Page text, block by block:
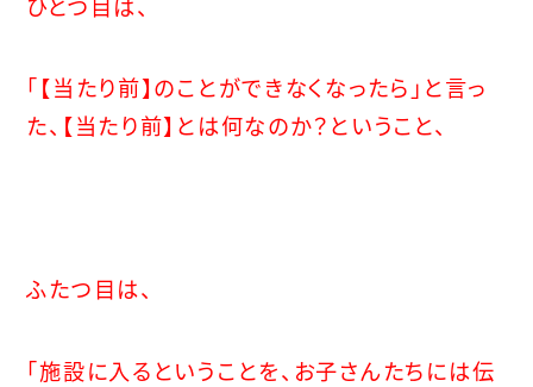
「【当たり前】のことができなくなったら」と言っ
た、【当たり前】とは何なのか？ということ、
ふたつ目は、
「施設に入るということを、お子さんたちには伝